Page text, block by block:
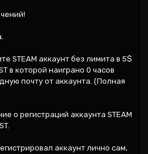
STEAM аккаунт без лимита в 5$
в которой наиграно 0 часов
почту от аккаунта. (Полная
о регистраций аккаунта STEAM
аккаунт лично сам,